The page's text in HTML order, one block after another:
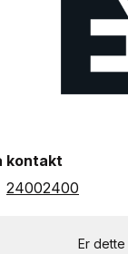
kontakt
24002400
Er